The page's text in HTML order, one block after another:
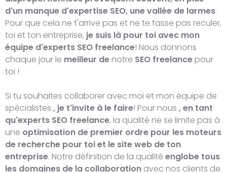
d'un manque d'expertise SEO, une vallée de larmes.
Pour que cela ne t'arrive pas et ne te fasse pas reculer,
toi et ton entreprise, je suis là pour toi avec mon
équipe d'experts SEO freelance! Nous donnons
chaque jour le meilleur de notre SEO freelance pour
toi !
Si tu souhaites collaborer avec moi et mon équipe de
spécialistes , je t'invite à le faire! Pour nous , en tant
qu'experts SEO freelance, la qualité ne se limite pas à
une optimisation de premier ordre pour les moteurs
de recherche pour toi et le site web de ton
entreprise. Notre définition de la qualité englobe tous
les domaines de la collaboration avec nos clients de